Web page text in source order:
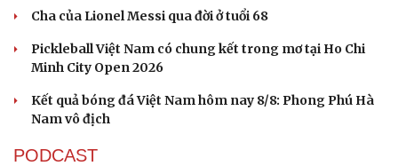
Cha của Lionel Messi qua đời ở tuổi 68
Pickleball Việt Nam có chung kết trong mơ tại Ho Chi
Minh City Open 2026
Kết quả bóng đá Việt Nam hôm nay 8/8: Phong Phú Hà
Nam vô địch
PODCAST